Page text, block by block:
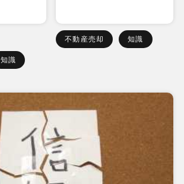
知識
不動産売却 知識